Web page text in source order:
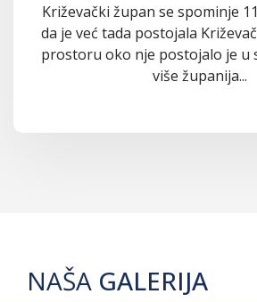
Križevački župan se spominje
da je već tada postojala
prostoru oko nje postojalo je u
više županija...
NAŠA GALERIJA